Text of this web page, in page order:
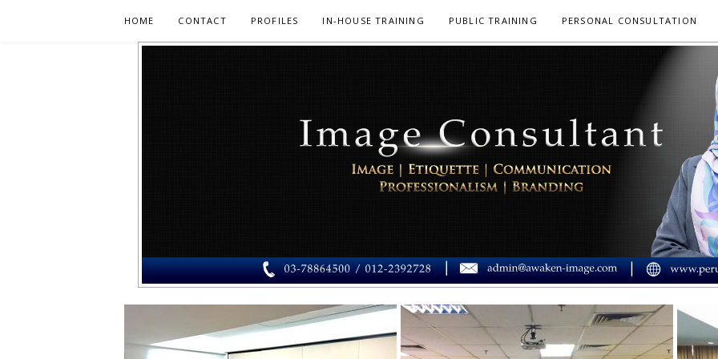
HOME CONTACT PROFILES IN-HOUSE TRAINING PUBLIC TRAINING PERSONAL CONSULTATION
PERUNDING IMEJ MUSLIMAH
PERUNDING IMEJ MUSLIMAH – RAIHAN